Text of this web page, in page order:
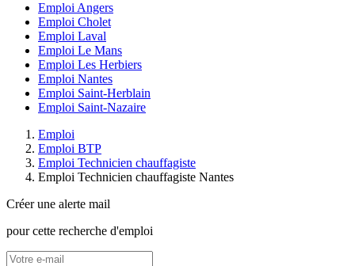
Emploi Angers
Emploi Cholet
Emploi Laval
Emploi Le Mans
Emploi Les Herbiers
Emploi Nantes
Emploi Saint-Herblain
Emploi Saint-Nazaire
Emploi
Emploi BTP
Emploi Technicien chauffagiste
Emploi Technicien chauffagiste Nantes
Créer une alerte mail
pour cette recherche d'emploi